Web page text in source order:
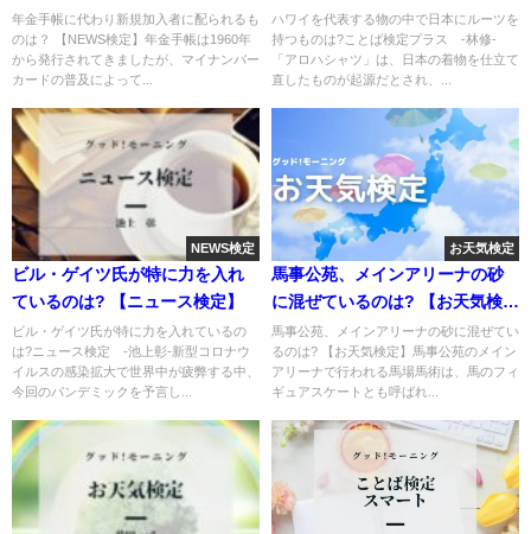
定】
年金手帳に代わり新規加入者に配られるも
のは？ 【NEWS検定】年金手帳は1960年
から発行されてきましたが、マイナンバー
カードの普及によって...
ば検定プラス】
ハワイを代表する物の中で日本にルーツを
持つものは?ことば検定プラス -林修-
「アロハシャツ」は、日本の着物を仕立て
直したものが起源だとされ、...
NEWS検定
ビル・ゲイツ氏が特に力を入れ
ているのは? 【ニュース検定】
ビル・ゲイツ氏が特に力を入れているの
は?ニュース検定 -池上彰-新型コロナウ
イルスの感染拡大で世界中が疲弊する中、
今回のパンデミックを予言し...
お天気検定
馬事公苑、メインアリーナの砂
に混ぜているのは? 【お天気検
定】
馬事公苑、メインアリーナの砂に混ぜてい
るのは? 【お天気検定】馬事公苑のメイン
アリーナで行われる馬場馬術は、馬のフィ
ギュアスケートとも呼ばれ...